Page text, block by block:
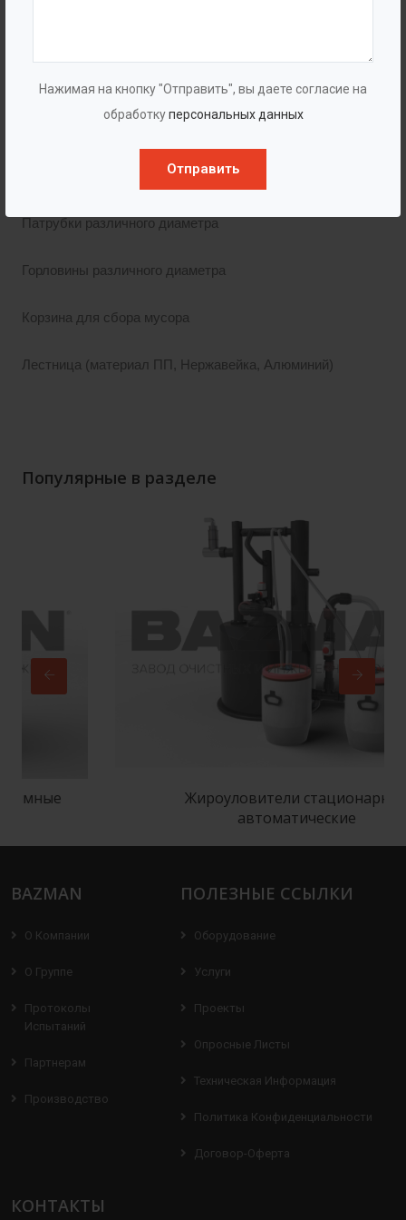
Нажимая на кнопку "Отправить", вы даете согласие на
обработкуперсональных данных
Отправить
Сигнализатор уровня.
для масла (жира)
Патрубки различного диаметра
Горловины различного диаметра
Корзина для сбора мусора
Лестница (материал ПП, Нержавейка, Алюминий)
Популярные в разделе
Жироуловители стационарные
автоматические
BAZMAN
О Компании
О Группе
Протоколы
Испытаний
Партнерам
Производство
ПОЛЕЗНЫЕ ССЫЛКИ
Оборудование
Услуги
Проекты
Опросные Листы
Техническая Информация
Политика Конфиденциальности
Договор-Оферта
КОНТАКТЫ